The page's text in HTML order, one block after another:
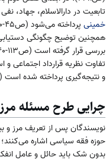
تابعیت در دارالاسلام، جهاد،
خمینی
همچنین توضیح چگونگی
و نتیجه‌گیری پرداخته شده است (ص۱۵۱-
چرایی طرح مسئله